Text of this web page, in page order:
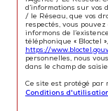
d’informations sur vos
/ le Réseau, que vos
respectés, vous
informons de
téléphonique « Bloctel
https://
personnelles, nous
dans le champ de
Ce site est protégé par
Conditions